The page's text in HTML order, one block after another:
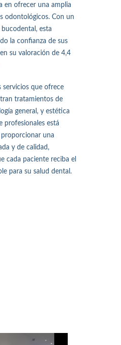
en ofrecer una amplia
odontológicos. Con un
esta
la confianza de sus
su valoración de 4,4
servicios que ofrece
tratamientos de
general, y estética
profesionales está
una
y de calidad,
cada paciente reciba el
para su salud dental.